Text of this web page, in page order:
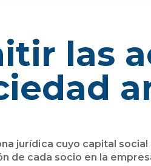
las
jurídica cuyo capital
de cada socio en la